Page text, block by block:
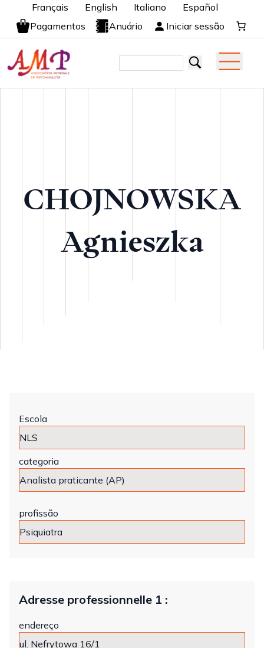
Français English Italiano
Español
Pagamentos
Anuário Iniciar sessão
CHOJNOWSKA
Agnieszka
Escola
categoria
profissão
Adresse professionnelle 1 :
endereço